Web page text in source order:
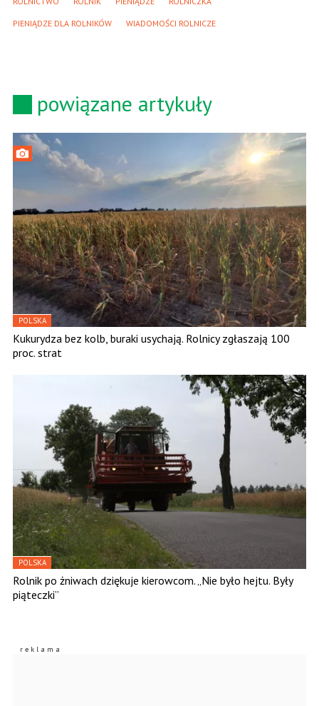
PIENIĄDZE DLA ROLNIKÓW WIADOMOŚCI ROLNICZE
powiązane artykuły
POLSKA
Kukurydza bez kolb, buraki usychają. Rolnicy zgłaszają 100
proc. strat
POLSKA
Rolnik po żniwach dziękuje kierowcom. „Nie było hejtu. Były
piąteczki”